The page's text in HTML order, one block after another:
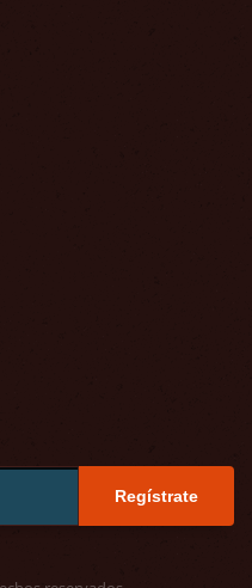
Regístrate